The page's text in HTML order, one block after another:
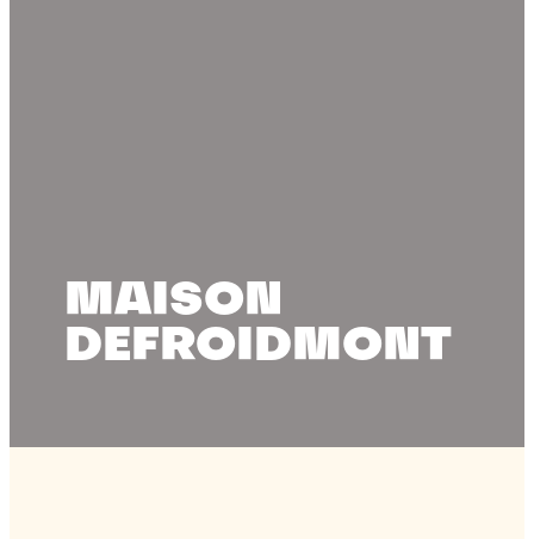
MAISON
DEFROIDMONT